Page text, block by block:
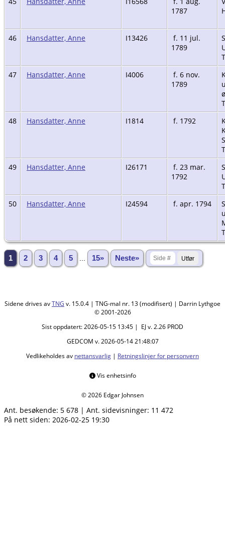
1787
46 Hansdatter, Anne I13426
f. 11 jul.
1789
47
Hansdatter, Anne I4006
f. 6 nov.
1789
48
Hansdatter, Anne I1814 f. 1792
49
Hansdatter, Anne I26171
f. 23 mar.
1792
50
Hansdatter, Anne I24594 f. apr. 1794
1 2 3 4 5 15» Neste»
Sidene drives avTNG v. 15.0.4 | TNG-mal nr. 13 (modifisert) | Darrin Lythgoe
© 2001-2026
Sist oppdatert: 2026-05-15 13:45 | EJ v. 2.26 PROD
GEDCOM v. 2026-05-14 21:48:07
Vedlikeholdes av nettansvarlig | Retningslinjer for personvern
Vis enhetsinfo
© 2026 Edgar Johnsen
Ant. besøkende: 5 678 | Ant. sidevisninger: 11 472
På nett siden: 2026-02-25 19:30